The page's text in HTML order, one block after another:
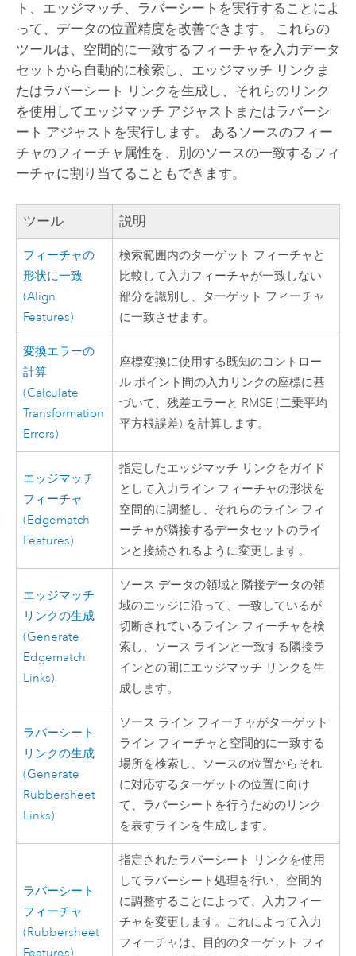
ト、エッジマッチ、ラバーシートを実行することによ
って、データの位置精度を改善できます。 これらの
ツールは、空間的に一致するフィーチャを入力データ
セットから自動的に検索し、エッジマッチ リンクま
たはラバーシート リンクを生成し、それらのリンク
を使用してエッジマッチ アジャストまたはラバーシ
ート アジャストを実行します。 あるソースのフィー
チャのフィーチャ属性を、別のソースの一致するフィ
ーチャに割り当てることもできます。
ツール 説明
フィーチャの
形状に一致
(Align
Features)
検索範囲内のターゲット フィーチャと
比較して入力フィーチャが一致しない
部分を識別し、ターゲット フィーチャ
に一致させます。
変換エラーの
計算
(Calculate
Transformation
Errors)
座標変換に使用する既知のコントロー
ル ポイント間の入力リンクの座標に基
づいて、残差エラーと RMSE (二乗平均
平方根誤差) を計算します。
エッジマッチ
フィーチャ
(Edgematch
Features)
指定したエッジマッチ リンクをガイド
として入力ライン フィーチャの形状を
空間的に調整し、それらのライン フィ
ーチャが隣接するデータセットのライ
ンと接続されるように変更します。
エッジマッチ
リンクの生成
(Generate
Edgematch
Links)
ソース データの領域と隣接データの領
域のエッジに沿って、一致しているが
切断されているライン フィーチャを検
索し、ソース ラインと一致する隣接ラ
インとの間にエッジマッチ リンクを生
成します。
ラバーシート
リンクの生成
(Generate
Rubbersheet
Links)
ソース ライン フィーチャがターゲット
ライン フィーチャと空間的に一致する
場所を検索し、ソースの位置からそれ
に対応するターゲットの位置に向け
て、ラバーシートを行うためのリンク
を表すラインを生成します。
ラバーシート
フィーチャ
(Rubbersheet
指定されたラバーシート リンクを使用
してラバーシート処理を行い、空間的
に調整することによって、入力フィー
チャを変更します。これによって入力
フィーチャは、目的のターゲット フィ